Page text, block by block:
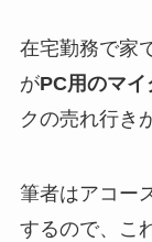
在宅勤務で家
がPC用のマイ
クの売れ行き
筆者はアコー
するので、こ